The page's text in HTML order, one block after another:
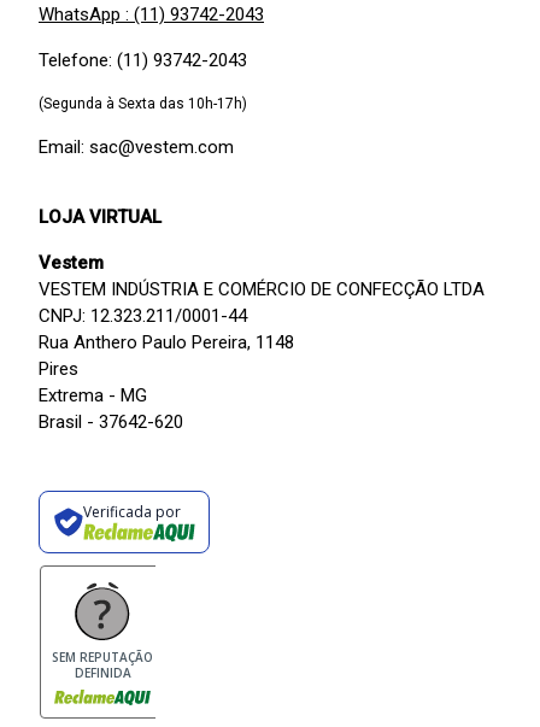
WhatsApp : (11) 93742-2043
Telefone: (11) 93742-2043
(Segunda à Sexta das 10h-17h)
Email: sac@vestem.com
LOJA VIRTUAL
Vestem
VESTEM INDÚSTRIA E COMÉRCIO DE CONFECÇÃO LTDA
CNPJ: 12.323.211/0001-44
Rua Anthero Paulo Pereira, 1148
Pires
Extrema - MG
Brasil - 37642-620
Verificada por
SEM REPUTAÇÃO
DEFINIDA